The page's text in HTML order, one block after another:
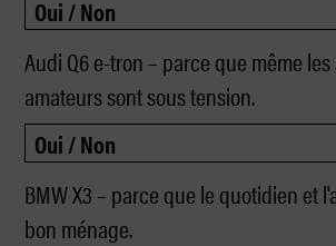
Audi Q6 e-tron – parce que même
amateurs sont sous tension.
BMW X3 – parce que le quotidien et
bon ménage.